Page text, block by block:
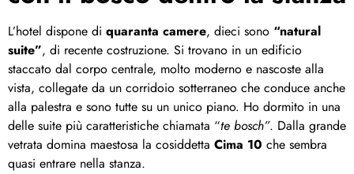
L’hotel dispone di quaranta camere, dieci sono “natural
suite”, di recente costruzione. Si trovano in un edificio
staccato dal corpo centrale, molto moderno e nascoste alla
vista, collegate da un corridoio sotterraneo che conduce anche
alla palestra e sono tutte su un unico piano. Ho dormito in una
delle suite più caratteristiche chiamata “te bosch”. Dalla grande
vetrata domina maestosa la cosiddetta Cima 10 che sembra
quasi entrare nella stanza.